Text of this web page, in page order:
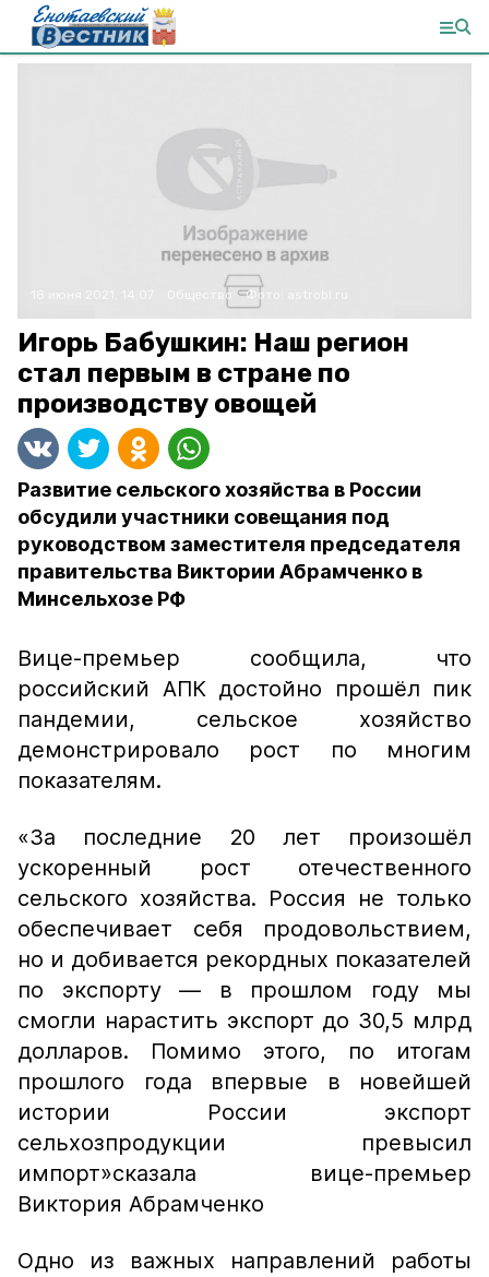
Общество Фото:
Игорь Бабушкин: Наш регион
стал первым в стране по
производству овощей
Развитие сельского хозяйства в России
обсудили участники совещания под
руководством заместителя председателя
правительства Виктории Абрамченко в
Минсельхозе РФ
Вице-премьер сообщила, что
российский АПК достойно прошёл пик
пандемии, сельское хозяйство
демонстрировало рост по многим
показателям.
«За последние 20 лет произошёл
ускоренный рост отечественного
сельского хозяйства. Россия не только
обеспечивает себя продовольствием,
но и добивается рекордных показателей
по экспорту — в прошлом году мы
смогли нарастить экспорт до 30,5 млрд
долларов. Помимо этого, по итогам
прошлого года впервые в новейшей
истории России экспорт
сельхозпродукции превысил
импорт»сказала вице-премьер
Виктория Абрамченко
Одно из важных направлений работы